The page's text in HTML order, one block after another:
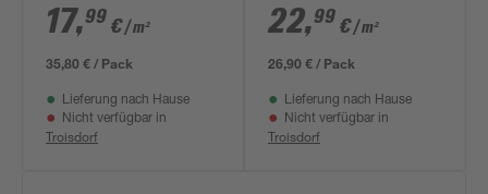
Wintereiche weiß 8
mm
17,99 €/ m²
35,80 € / Pack
Lieferung nach Hause
Nicht verfügbar in
Troisdorf
hellgrau 8 mm
22,99 €/ m²
26,90 € / Pack
Lieferung nach Hause
Nicht verfügbar in
Troisdorf